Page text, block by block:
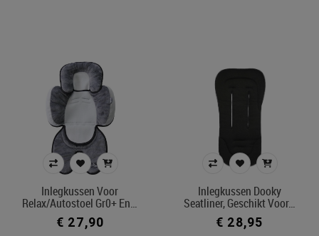
In voorraad
Belgisch product
Inlegkussen Voor
Relax/autostoel Gr0+ En…
€ 27,90
Inlegkussen Dooky
Seatliner, Geschikt Voor…
€ 28,95